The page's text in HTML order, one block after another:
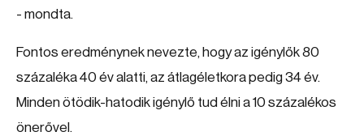
- mondta.
Fontos eredménynek nevezte, hogy az igénylők 80
százaléka 40 év alatti, az átlagéletkora pedig 34 év.
Minden ötödik-hatodik igénylő tud élni a 10 százalékos
önerővel.